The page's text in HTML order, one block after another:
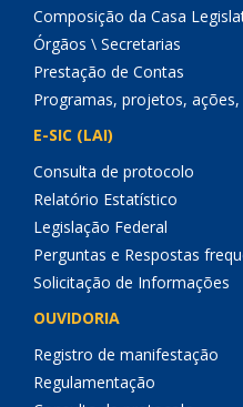
Composição da Casa
Órgãos \ Secretarias
Prestação de Contas
Programas, projetos,
E-SIC (LAI)
Consulta de protocolo
Relatório Estatístico
Legislação Federal
Perguntas e Respostas
Solicitação de Informações
OUVIDORIA
Registro de manifestação
Regulamentação